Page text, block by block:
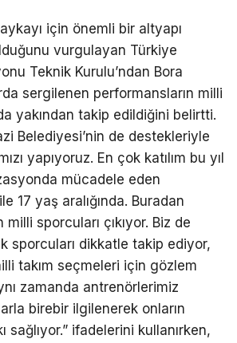
için önemli bir altyapı
vurgulayan Türkiye
Teknik Kurulu’ndan Bora
sergilenen performansların milli
yakından takip edildiğini belirtti.
Belediyesi’nin de destekleriyle
yapıyoruz. En çok katılım bu yıl
mücadele eden
17 yaş aralığında. Buradan
sporcuları çıkıyor. Biz de
sporcuları dikkatle takip ediyor,
takım seçmeleri için gözlem
zamanda antrenörlerimiz
birebir ilgilenerek onların
sağlıyor.” ifadelerini kullanırken,